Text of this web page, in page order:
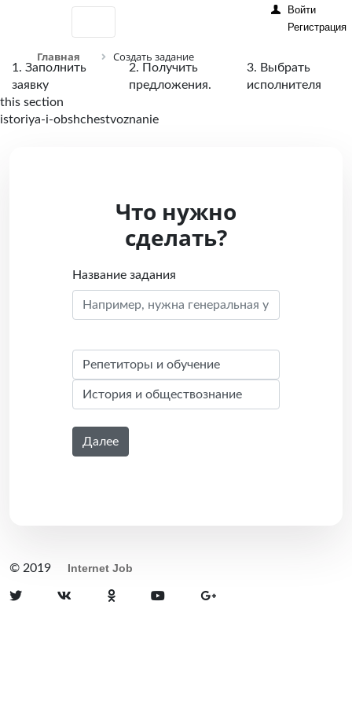
Войти
Регистрация
Главная Создать задание
1. Заполнить
заявку
2. Получить
предложения.
3. Выбрать
исполнителя
this section
istoriya-i-obshchestvoznanie
Что нужно
сделать?
Название задания
Далее
© 2019 Internet Job